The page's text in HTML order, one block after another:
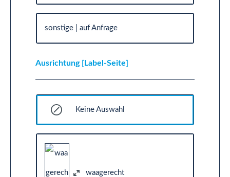
sonstige | auf Anfrage
Ausrichtung [Label-Seite]
Keine Auswahl
waagerecht